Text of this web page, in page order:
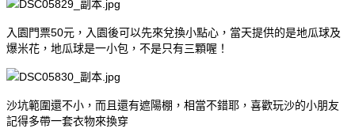
入園門票50元，入園後可以先來兌換小點心，當天提供的是地瓜球及
爆米花，地瓜球是一小包，不是只有三顆喔！
沙坑範圍還不小，而且還有遮陽棚，相當不錯耶，喜歡玩沙的小朋友
記得多帶一套衣物來換穿